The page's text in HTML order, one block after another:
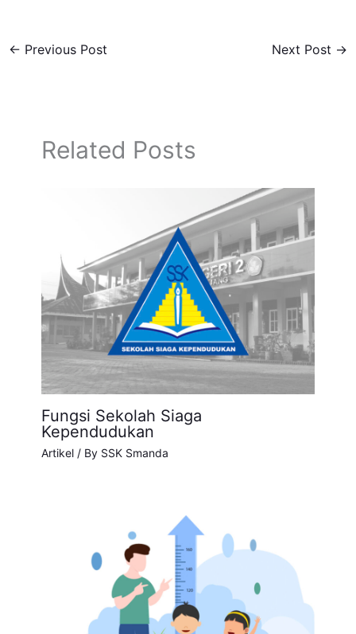
← Previous Post Next Post →
Related Posts
Fungsi Sekolah Siaga
Kependudukan
Artikel/ By SSK Smanda